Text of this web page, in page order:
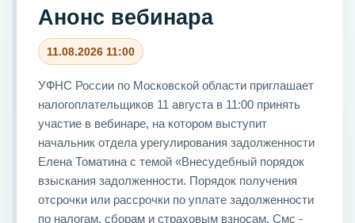
Анонс вебинара
11.08.2026 11:00
УФНС России по Московской области приглашает
налогоплательщиков 11 августа в 11:00 принять
участие в вебинаре, на котором выступит
начальник отдела урегулирования задолженности
Елена Томатина с темой «Внесудебный порядок
взыскания задолженности. Порядок получения
отсрочки или рассрочки по уплате задолженности
по налогам, сборам и страховым взносам. Смс -